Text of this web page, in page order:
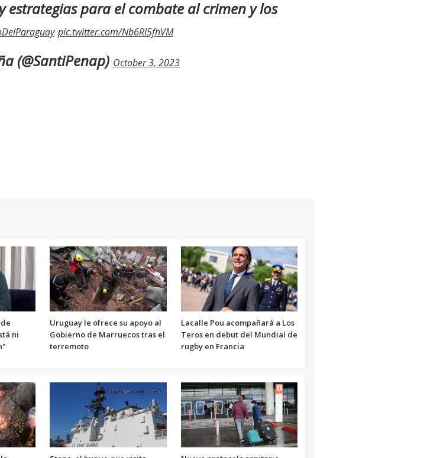
estrategias para el combate al crimen y los
pic.twitter.com/Nb6RI5fhVM
(@SantiPenap) October 3, 2023
ni
Uruguay le ofrece su apoyo al
Gobierno de Marruecos tras el
terremoto
Lacalle Pou acompañará a Los
Teros en debut del Mundial de
rugby en Francia